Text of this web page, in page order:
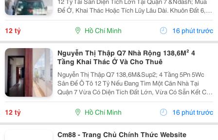
Để Ở, Khai Thác Hoặc Tích Lũy Lâu Dài. Khuôn Đất 6,6
X 21M, Tổng Diện Tích 138,6M&Sup2;, Nhà Hiện Hữu 4
Tầng, Công Năng Gồm 5 Phòng Ngủ Và 5...
12 tỷ Hồ Chí Minh 16 phút trước
Nguyễn Thị Thập Q7 Nhà Rộng 138,6M² 4
Tầng Khai Thác Ở Và Cho Thuê
Nguyễn Thị Thập Q7 138,6M&Sup2; 4 Tầng 5Pn 5Wc
Sân Để Ô Tô 12 Tỷ Nếu Đang Tìm Một Căn Nhà Tại
Quận 7 Vừa Có Diện Tích Đất Lớn, Vừa Có Sẵn Kết Cấu
Để Sử Dụng Và Khai Thác, Đây Là Sản Phẩm Đáng Cân
Nhắc. Nhà Nằm Trên Khuôn Đất 6,6 X 21M, Diện Tích...
12 tỷ Hồ Chí Minh 16 phút trước
Cm88 - Trang Chủ Chính Thức Website